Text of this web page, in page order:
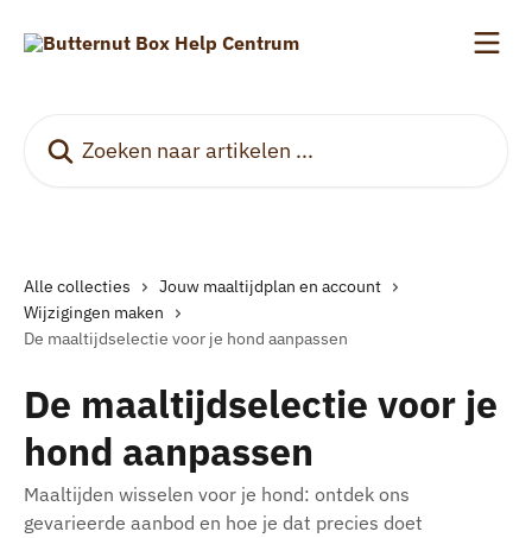
Alle collecties
Jouw maaltijdplan en account
Wijzigingen maken
De maaltijdselectie voor je hond aanpassen
De maaltijdselectie voor je
hond aanpassen
Maaltijden wisselen voor je hond: ontdek ons
gevarieerde aanbod en hoe je dat precies doet